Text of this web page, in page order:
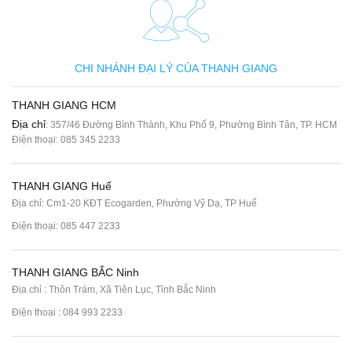
CHI NHÁNH ĐẠI LÝ CỦA THANH GIANG
THANH GIANG HCM
Địa chỉ: 357/46 Đường Bình Thành, Khu Phố 9, Phường Bình Tân, TP. HCM
Điện thoại: 085 345 2233
THANH GIANG Huế
Địa chỉ: Cm1-20 KĐT Ecogarden, Phường Vỹ Dạ, TP Huế
Điện thoại: 085 447 2233
THANH GIANG BẮC Ninh
Địa chỉ : Thôn Trám, Xã Tiên Lục, Tỉnh Bắc Ninh
Điện thoại : 084 993 2233